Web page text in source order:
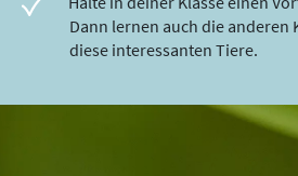
Dann lernen auch die anderen
diese interessanten Tiere.